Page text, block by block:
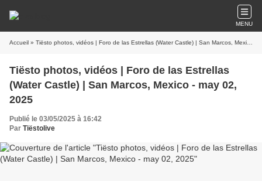
MENU
Accueil » Tiësto photos, vidéos | Foro de las Estrellas (Water Castle) | San Marcos, Mexico - may 02, 2025
Tiësto photos, vidéos | Foro de las Estrellas
(Water Castle) | San Marcos, Mexico - may 02,
2025
Publié le 03/05/2025 à 16:42
Par Tiëstolive